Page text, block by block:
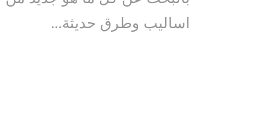
اساليب وطرق حديثة…